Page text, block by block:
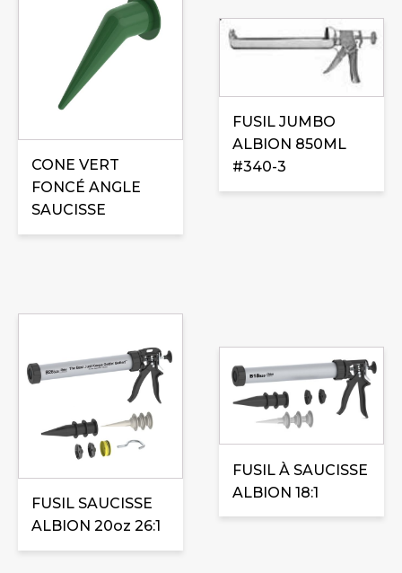
CONE VERT
FONCÉ ANGLE
SAUCISSE
FUSIL JUMBO
ALBION 850ML
#340-3
FUSIL SAUCISSE
ALBION 20oz 26:1
FUSIL À SAUCISSE
ALBION 18:1